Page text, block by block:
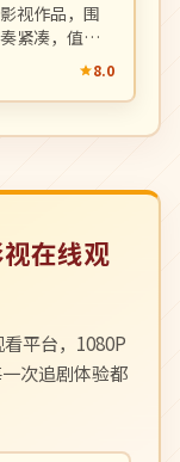
视作品，围
紧凑，值得
8.0
在线观
平台，1080P
次追剧体验都